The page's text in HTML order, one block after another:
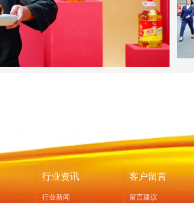
行业资讯
行业新闻
客户留言
留言建议